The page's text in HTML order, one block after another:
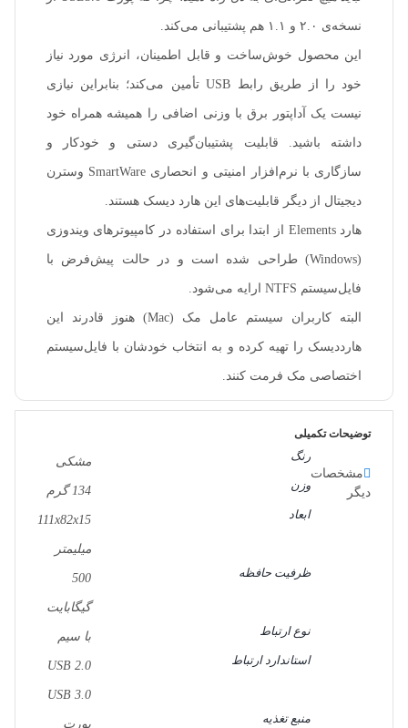
نسخه‌ی ۲.۰ و ۱.۱ هم پشتیبانی می‌کند.
این محصول خوش‌ساخت و قابل اطمینان، انرژی مورد نیاز
خود را از طریق رابط USB تأمین می‌کند؛ بنابراین نیازی
نیست یک آداپتور برق با وزنی اضافی را همیشه همراه خود
داشته باشید. قابلیت پشتیبان‌گیری دستی و خودکار و
سازگاری با نرم‌افزار امنیتی و انحصاری SmartWare وسترن
دیجیتال از دیگر قابلیت‌های این هارد دیسک هستند.
هارد Elements از ابتدا برای استفاده در کامپیوترهای ویندوزی
(Windows) طراحی شده است و در حالت پیش‌فرض با
فایل‌سیستم NTFS ارایه می‌شود.
البته کاربران سیستم عامل مک (Mac) هنوز قادرند این
هارددیسک را تهیه کرده و به انتخاب خودشان با فایل‌سیستم
اختصاصی مک فرمت کنند.
توضیحات تکمیلی
مشخصات
دیگر
رنگ
مشکی
وزن
134 گرم
ابعاد
111x82x15
میلیمتر
ظرفیت حافظه
500
گیگابایت
نوع ارتباط
با سیم
استاندارد ارتباط
USB 2.0
USB 3.0
منبع تغذیه
پورت